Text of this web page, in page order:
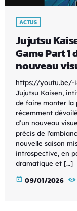
ACTUS
Jujutsu
Game Part
nouveau
https://youtu.be/-
Jujutsu Kaisen,
de faire monter la
récemment
d’un nouveau
précis de
nouvelle saison
introspective, en
dramatique et […]
today 09/01/2026